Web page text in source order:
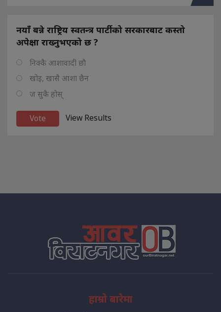
नयाँ बन्ने राष्ट्रिय स्वतन्त्र पार्टीको सरकारबाट कस्तो
अपेक्षा राख्नुभएको छ ?
निक्कै आशावादी छौ
खोइ, खासै आशा छैन
ज सुकै होस्
View Results
हाम्रो बारेमा